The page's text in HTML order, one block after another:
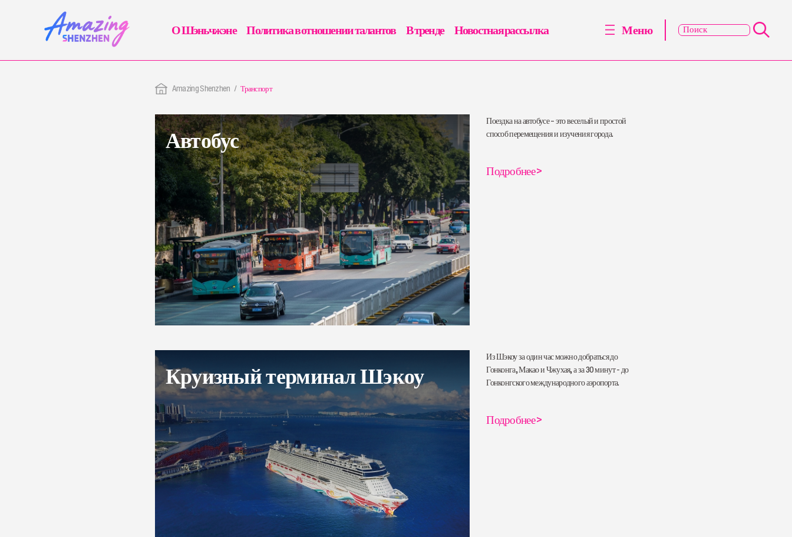
Amazing Shenzhen Транспорт
Автобус
Поездка на автобусе – это веселый и простой
способ перемещения и изучения города.
Подробнее>
Круизный терминал Шэкоу
Из Шэкоу за один час можно добраться до
Гонконга, Макао и Чжухая, а за 30 минут - до
Гонконгского международного аэропорта.
Подробнее>
О Шэньчжэне Политика в отношении талантов В тренде Новостная рассылка Меню